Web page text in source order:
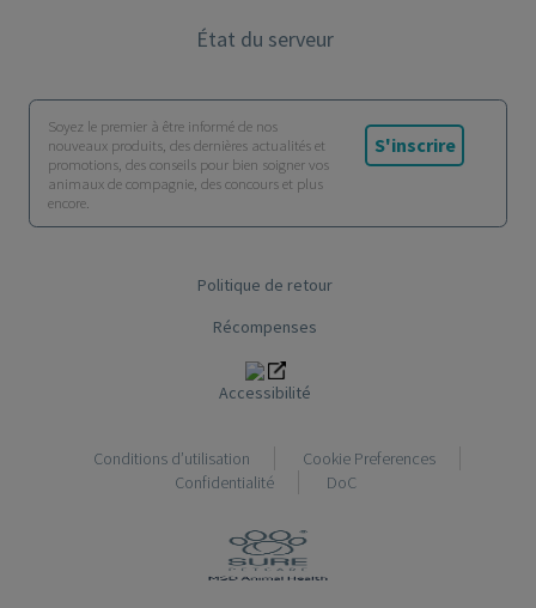
État du serveur
Soyez le premier à être informé de nos
nouveaux produits, des dernières actualités et
promotions, des conseils pour bien soigner vos
animaux de compagnie, des concours et plus
encore.
S'inscrire
Politique de retour
Récompenses
Accessibilité
Conditions d’utilisation
Cookie Preferences
Confidentialité
DoC